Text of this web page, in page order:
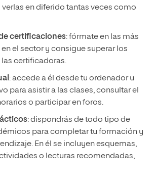
verlas en diferido tantas veces como
certificaciones: fórmate en las más
el sector y consigue superar los
certificadoras.
: accede a él desde tu ordenador u
para asistir a las clases, consultar el
o participar en foros.
: dispondrás de todo tipo de
para completar tu formación y
En él se incluyen esquemas,
o lecturas recomendadas,